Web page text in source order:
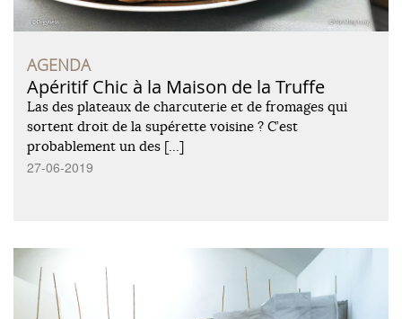
AGENDA
Apéritif Chic à la Maison de la Truffe
Las des plateaux de charcuterie et de fromages qui
sortent droit de la supérette voisine ? C’est
probablement un des […]
27-06-2019